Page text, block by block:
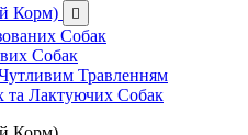
Корм)

Собак
Собак
Травленням
та Лактуючих Собак